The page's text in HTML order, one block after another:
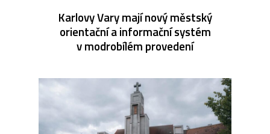
Karlovy Vary mají nový městský
orientační a informační systém
v modrobílém provedení